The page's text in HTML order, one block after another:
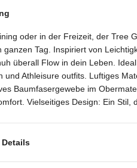
oder in der Freizeit, der Tree
ganzen Tag. Inspiriert von
überall Flow in dein Leben.
und Athleisure outfits. Luftiges
Baumfasergewebe im
Vielseitiges Design: Ein Stil,